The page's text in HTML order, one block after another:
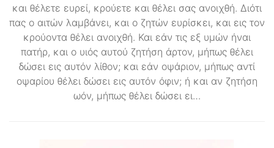
και θέλετε ευρεί, κρούετε και θέλει σας ανοιχθή. Διότι
πας ο αιτών λαμβάνει, και ο ζητών ευρίσκει, και εις τον
κρούοντα θέλει ανοιχθή. Και εάν τις εξ υμών ήναι
πατήρ, και ο υιός αυτού ζητήση άρτον, μήπως θέλει
δώσει εις αυτόν λίθον; και εάν οψάριον, μήπως αντί
οψαρίου θέλει δώσει εις αυτόν όφιν; ή και αν ζητήση
ωόν, μήπως θέλει δώσει ει…